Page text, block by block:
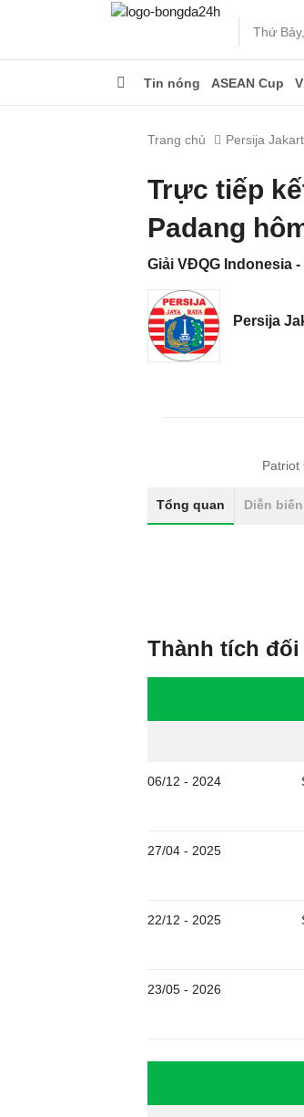
Thứ
Tin nóng ASEAN Cup
Trang chủ Persija
Trực tiếp
Padang
Giải VĐQG Indonesia -
Persija
Patriot
Tổng quan Diễn biến
Thành tích đối
06/12 - 2024
27/04 - 2025
22/12 - 2025
23/05 - 2026